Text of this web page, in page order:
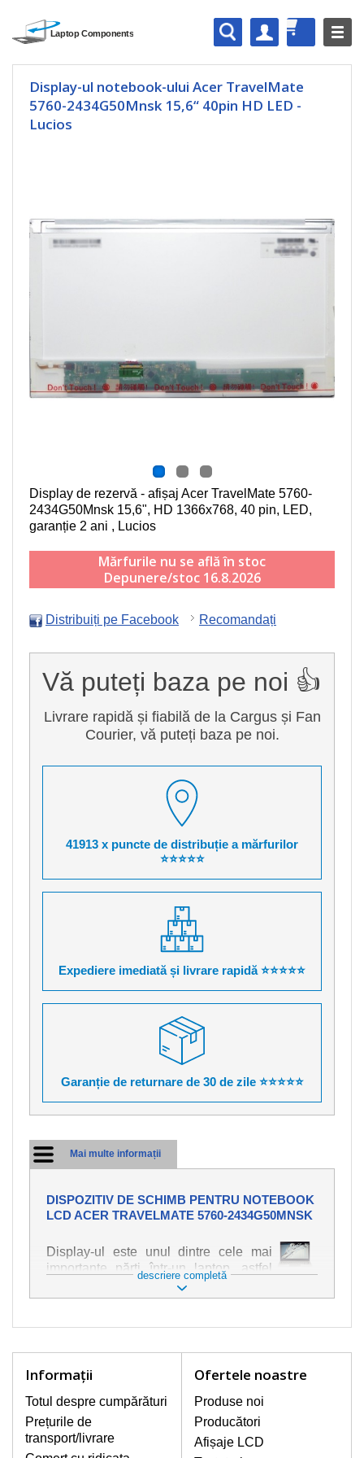
Display-ul notebook-ului Acer TravelMate
5760-2434G50Mnsk 15,6“ 40pin HD LED -
Lucios
Display de rezervă - afișaj Acer TravelMate 5760-
2434G50Mnsk 15,6", HD 1366x768, 40 pin, LED,
garanție 2 ani , Lucios
Mărfurile nu se află în stoc
Depunere/stoc 16.8.2026
Distribuiți pe Facebook Recomandați
Vă puteți baza pe noi 👍
Livrare rapidă și fiabilă de la Cargus și Fan
Courier, vă puteți baza pe noi.
41913 x puncte de distribuție a mărfurilor
⭐⭐⭐⭐⭐
Expediere imediată și livrare rapidă ⭐⭐⭐⭐⭐
Garanție de returnare de 30 de zile ⭐⭐⭐⭐⭐
Mai multe informații
DISPOZITIV DE SCHIMB PENTRU NOTEBOOK
LCD ACER TRAVELMATE 5760-2434G50MNSK
Display-ul este unul dintre cele mai
importante părți într-un laptop, astfel
încât ne străduim să oferim piese de
schimb de cea mai bună calitate.
ul cu cea mai mare atenție. Cele mai
natură mecanică, cum ar fi afișajul rupt
sau crăpat. În plus, dungile verticale,
afișajul neiluminat, luminozitatea
intermitentă sau neuniformă
descriere completă
Informaţii
Totul despre cumpărături
Prețurile de
transport/livrare
Ofertele noastre
Produse noi
Producători
Afișaje LCD